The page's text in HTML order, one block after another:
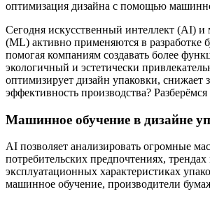
Сегодня искусственный интеллект (AI)
(ML) активно применяются в разработке
помогая компаниям создавать более
экологичный и эстетически
оптимизирует дизайн упаковки, снижает
эффективность производства?
Машинное обучение в дизайне
AI позволяет анализировать огромные
потребительских предпочтениях, трендах
эксплуатационных характеристиках
машинное обучение, производители